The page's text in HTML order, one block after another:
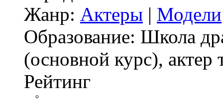
Жанр: Актеры | Модели
Образование: Школа
(основной курс), актер
Рейтинг